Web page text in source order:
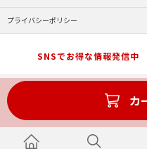
カ
プライバシーポリシー
SNSでお得な情報発信中